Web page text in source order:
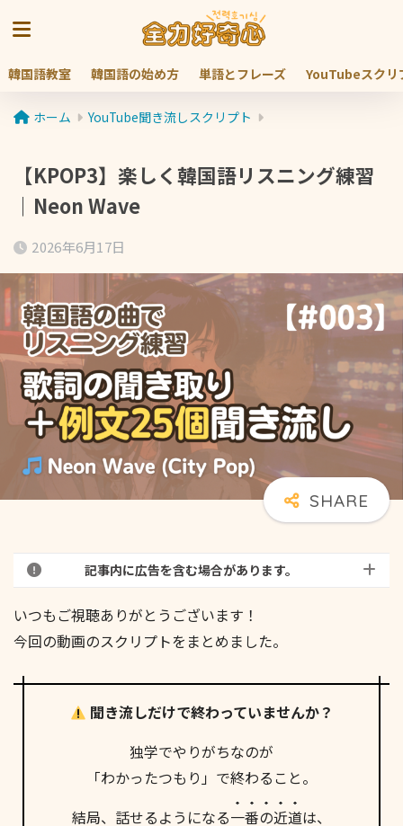
韓国語教室 韓国語の始め方 単語とフレーズ YouTubeスクリ
ホーム YouTube聞き流しスクリプト
【KPOP3】楽しく韓国語リスニング練習
｜Neon Wave
2026年6月17日
記事内に広告を含む場合があります。
いつもご視聴ありがとうございます！
今回の動画のスクリプトをまとめました。
聞き流しだけで終わっていませんか？
独学でやりがちなのが
「わかったつもり」で終わること。
結局、話せるようになる一番の近道は、